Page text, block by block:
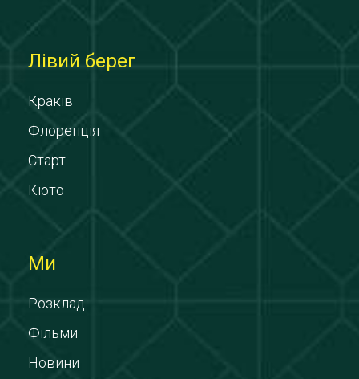
Лівий берег
Краків
Флоренція
Старт
Кіото
Ми
Розклад
Фільми
Новини